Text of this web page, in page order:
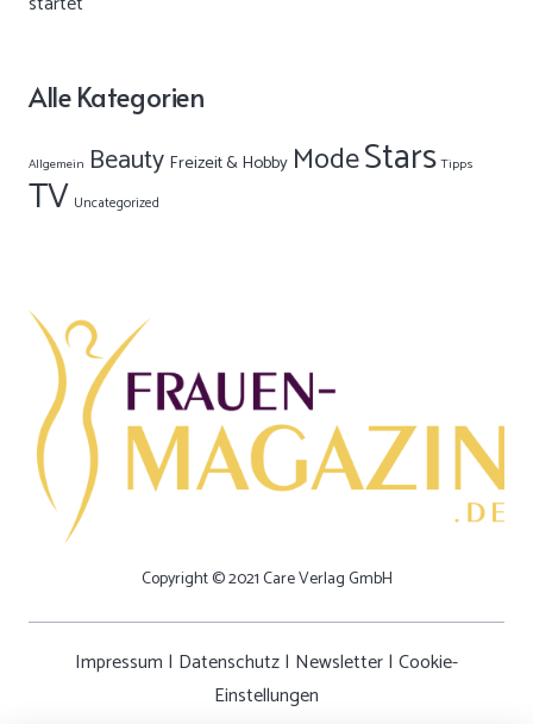
Alle Kategorien
Allgemein Beauty Freizeit & Hobby ModeStars Tipps
TV Uncategorized
Copyright © 2021 Care Verlag GmbH
Impressum | Datenschutz| Newsletter| Cookie-
Einstellungen